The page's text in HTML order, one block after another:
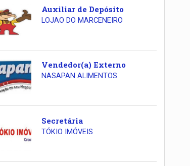
Auxiliar de Depósito
LOJAO DO MARCENEIRO
Vendedor(a) Externo
NASAPAN ALIMENTOS
Secretária
TÓKIO IMÓVEIS